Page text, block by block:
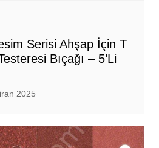
Serisi Ahşap İçin T
Bıçağı – 5’Li
2025